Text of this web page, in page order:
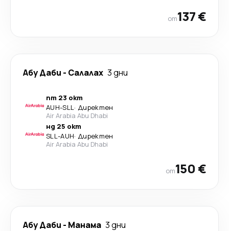
от137 €
Абу Даби - Салалах 3 дни
пт 23 окт
AUH-SLL· Директен
Air Arabia Abu Dhabi
нд 25 окт
SLL-AUH· Директен
Air Arabia Abu Dhabi
от150 €
Абу Даби - Манама 3 дни